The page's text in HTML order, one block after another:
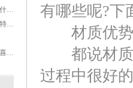
为什么使用厚度测量仪？使用时需注意什么？
工业精准测量设备——厚度测量仪性能特点介绍
哪些优点帮助薄膜测试仪得到消费者的喜爱？
有哪些呢?下
材质优势
都说材质
过程中很好